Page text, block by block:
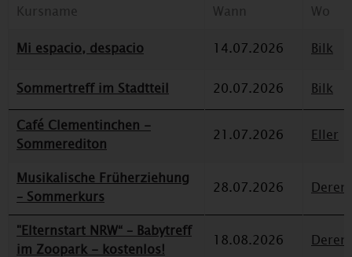
Kursname Wann
Wo
Mi espacio, despacio
14.07.2026 Bilk
Sommertreff im Stadtteil 20.07.2026
Bilk
Café Clementinchen -
Sommerediton
21.07.2026 Eller
Musikalische Früherziehung
– Sommerkurs
28.07.2026
"Elternstart NRW“ – Babytreff
im Zoopark - kostenlos!
18.08.2026